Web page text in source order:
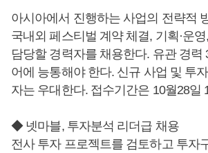
아시아에서 진행하는 사업의 전략적
국내외 페스티벌 계약 체결, 기획·운
담당할 경력자를 채용한다. 유관 경력
어에 능통해야 한다. 신규 사업 및 투
자는 우대한다. 접수기간은 10월28일
◆ 넷마블, 투자분석 리더급 채용
전사 투자 프로젝트를 검토하고 투자